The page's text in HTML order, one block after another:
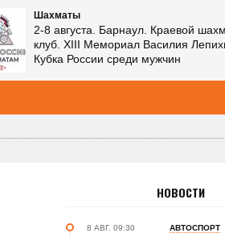
Шахматы
2-8 августа. Барнаул. Краевой
клуб. XIII Мемориал Василия
Кубка России среди мужчин
НОВОСТИ
8 АВГ. 09:30 АВТОСПОРТ